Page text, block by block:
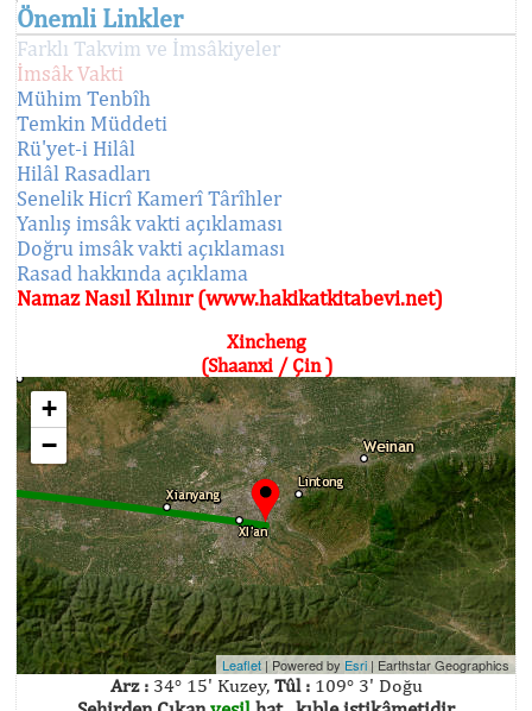
Önemli Linkler
Farklı Takvim ve İmsâkiyeler
İmsâk Vakti
Mühim Tenbîh
Temkin Müddeti
Rü'yet-i Hilâl
Hilâl Rasadları
Senelik Hicrî Kamerî Târîhler
Yanlış imsâk vakti açıklaması
Doğru imsâk vakti açıklaması
Rasad hakkında açıklama
Namaz Nasıl Kılınır (www.hakikatkitabevi.net)
Xincheng
(Shaanxi / Çin )
+
−
Leaflet | Powered by Esri | Earthstar Geographics
Arz :34° 15' Kuzey, Tûl :109° 3' Doğu